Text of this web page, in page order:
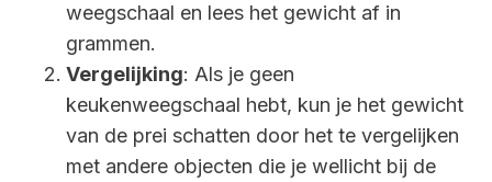
weegschaal en lees het gewicht af in
grammen.
Vergelijking: Als je geen
keukenweegschaal hebt, kun je het gewicht
van de prei schatten door het te vergelijken
met andere objecten die je wellicht bij de